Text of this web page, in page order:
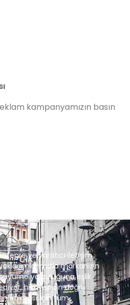
kampanyamızın basın
ve yaratıcı iletişim
markanızın
yolculuğuna eşlik
hikayenizin doğru
için tüm